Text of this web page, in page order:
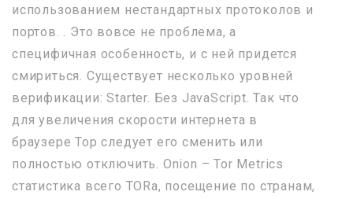
использованием нестандартных протоколов и
портов. . Это вовсе не проблема, а
специфичная особенность, и с ней придется
смириться. Существует несколько уровней
верификации: Starter. Без JavaScript. Так что
для увеличения скорости интернета в
браузере Тор следует его сменить или
полностью отключить. Onion – Tor Metrics
статистика всего TORа, посещение по странам,